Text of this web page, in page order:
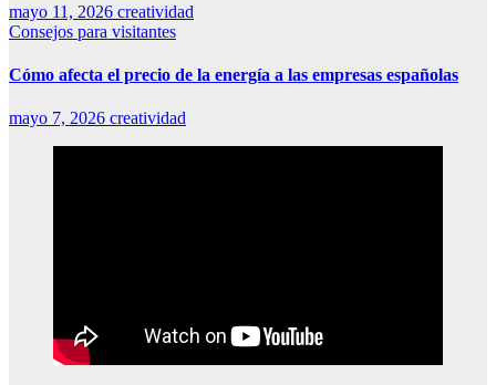
mayo 11, 2026 creatividad
Consejos para visitantes
Cómo afecta el precio de la energía a las empresas españolas
mayo 7, 2026 creatividad